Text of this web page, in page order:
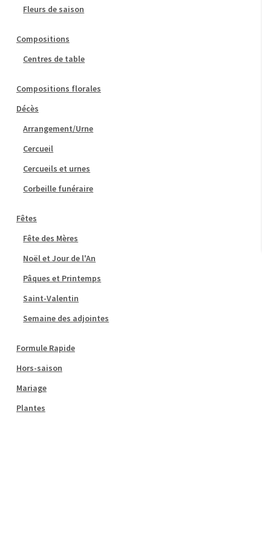
Fleurs de saison
Compositions
Centres de table
Compositions florales
Décès
Arrangement/Urne
Cercueil
Cercueils et urnes
Corbeille funéraire
Fêtes
Fête des Mères
Noël et Jour de l'An
Pâques et Printemps
Saint-Valentin
Semaine des adjointes
Formule Rapide
Hors-saison
Mariage
Plantes